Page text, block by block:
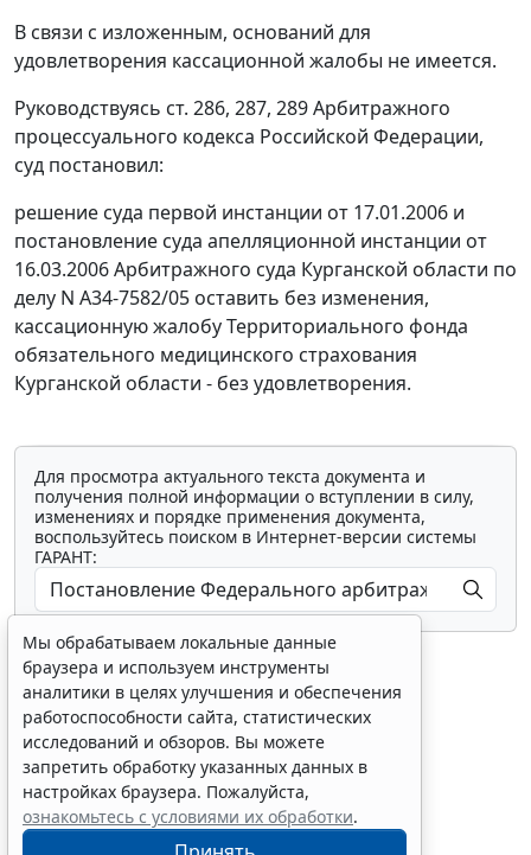
В связи с изложенным, оснований для
удовлетворения кассационной жалобы не имеется.
Руководствуясь ст. 286, 287, 289Арбитражного
процессуального кодекса Российской Федерации,
суд постановил:
решение суда первой инстанции от 17.01.2006 и
постановление суда апелляционной инстанции от
16.03.2006 Арбитражного суда Курганской области по
делу N А34-7582/05 оставить без изменения,
кассационную жалобу Территориального фонда
обязательного медицинского страхования
Курганской области - без удовлетворения.
Для просмотра актуального текста документа и
получения полной информации о вступлении в силу,
изменениях и порядке применения документа,
воспользуйтесь поиском в Интернет-версии системы
ГАРАНТ:
Показать все материалы
Мы обрабатываем локальные данные
браузера и используем инструменты
аналитики в целях улучшения и обеспечения
работоспособности сайта, статистических
исследований и обзоров. Вы можете
запретить обработку указанных данных в
настройках браузера. Пожалуйста,
ознакомьтесь с условиями их обработки.